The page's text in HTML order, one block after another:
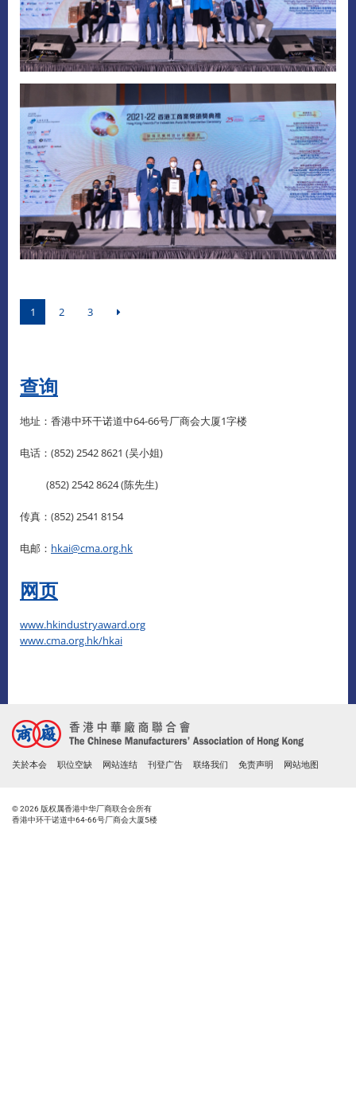
1 2 3
查询
地址：香港中环干诺道中64-66号厂商会大厦1字楼
电话：(852) 2542 8621 (吴小姐)
(852) 2542 8624 (陈先生)
传真：(852) 2541 8154
电邮： hkai@cma.org.hk
网页
www.hkindustryaward.org
www.cma.org.hk/hkai
关於本会 职位空缺 网站连结 刊登广告 联络我们 免责声明 网站地图
© 2026 版权属香港中华厂商联合会所有
香港中环干诺道中64-66号厂商会大厦5楼